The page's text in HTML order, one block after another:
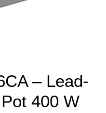
– Lead-
400 W